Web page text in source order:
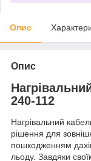
Опис
Опис
240-112
Нагрівальний
рішення для
пошкодженням
льоду. Завдяки